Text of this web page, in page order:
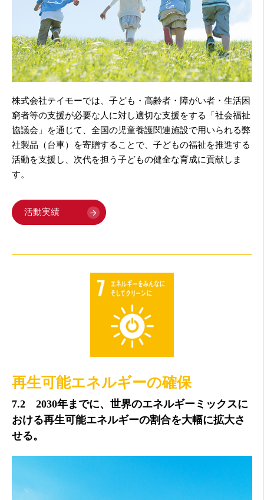
株式会社テイモーでは、子ども・高齢者・障がい者・生活困
窮者等の支援が必要な人に対し適切な支援をする「社会福祉
協議会」を通じて、全国の児童養護関連施設で用いられる弊
社製品（台車）を寄贈することで、子どもの福祉を推進する
活動を支援し、次代を担う子どもの健全な育成に貢献しま
す。
活動実績
再生可能エネルギーの確保
7.2 2030年までに、世界のエネルギーミックスに
おける再生可能エネルギーの割合を大幅に拡大さ
せる。